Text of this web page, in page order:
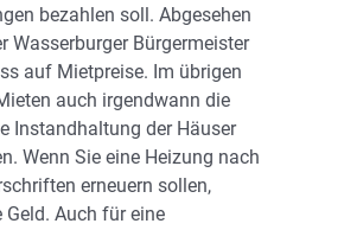
bezahlen soll. Abgesehen
Wasserburger Bürgermeister
auf Mietpreise. Im übrigen
auch irgendwann die
Instandhaltung der Häuser
Wenn Sie eine Heizung nach
erneuern sollen,
Geld. Auch für eine